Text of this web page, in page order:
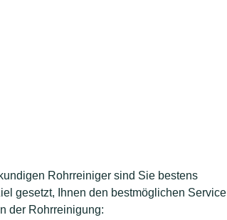
Rohrreiniger sind Sie bestens
gesetzt, Ihnen den bestmöglichen Service
der Rohrreinigung: